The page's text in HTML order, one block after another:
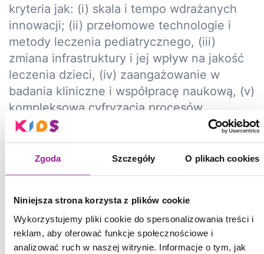
Zgoda Szczegóły O plikach cookies
Niniejsza strona korzysta z plików cookie
Wykorzystujemy pliki cookie do spersonalizowania treści i
reklam, aby oferować funkcje społecznościowe i
analizować ruch w naszej witrynie. Informacje o tym, jak
kryteria jak: (i) skala i tempo wdrażanych
innowacji; (ii) przełomowe technologie i
metody leczenia pediatrycznego, (iii)
zmiana infrastruktury i jej wpływ na jakość
leczenia dzieci, (iv) zaangażowanie w
badania kliniczne i współpracę naukową, (v)
kompleksowa cyfryzacja procesów
klinicznych, (vi) zrównoważony rozwój i
innowacje ekologiczne.
Jest to nowa kategoria z okazji piątej edycji
konkursu. Celem tej kategorii jest
wyróżnienie spośród wybranych laureatów
konkursu w ostatnich 5 latach projektu